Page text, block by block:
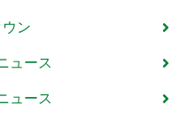
ン
ュース
ュース